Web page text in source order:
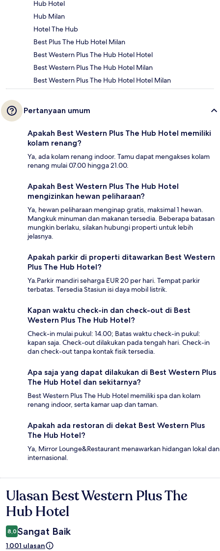
Hub Hotel
Hub Milan
Hotel The Hub
Best Plus The Hub Hotel Milan
Best Western Plus The Hub Hotel Hotel
Best Western Plus The Hub Hotel Milan
Best Western Plus The Hub Hotel Hotel Milan
Pertanyaan umum
Apakah Best Western Plus The Hub Hotel memiliki
kolam renang?
Ya, ada kolam renang indoor. Tamu dapat mengakses kolam
renang mulai 07.00 hingga 21.00.
Apakah Best Western Plus The Hub Hotel
mengizinkan hewan peliharaan?
Ya, hewan peliharaan menginap gratis, maksimal 1 hewan.
Mangkuk minuman dan makanan tersedia. Beberapa batasan
mungkin berlaku, silakan hubungi properti untuk lebih
jelasnya.
Apakah parkir di properti ditawarkan Best Western
Plus The Hub Hotel?
Ya.Parkir mandiri seharga EUR 20 per hari. Tempat parkir
terbatas. Tersedia Stasiun isi daya mobil listrik.
Kapan waktu check-in dan check-out di Best
Western Plus The Hub Hotel?
Check-in mulai pukul: 14.00; Batas waktu check-in pukul:
kapan saja. Check-out dilakukan pada tengah hari. Check-in
dan check-out tanpa kontak fisik tersedia.
Apa saja yang dapat dilakukan di Best Western Plus
The Hub Hotel dan sekitarnya?
Best Western Plus The Hub Hotel memiliki spa dan kolam
renang indoor, serta kamar uap dan taman.
Apakah ada restoran di dekat Best Western Plus
The Hub Hotel?
Ya, Mirror Lounge&Restaurant menawarkan hidangan lokal dan
internasional.
Ulasan
Ulasan Best Western Plus The
Hub Hotel
8,0 Sangat Baik
1.001 ulasan